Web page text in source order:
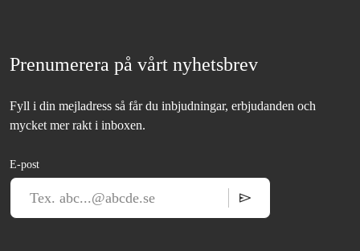
Prenumerera på vårt nyhetsbrev
Fyll i din mejladress så får du inbjudningar, erbjudanden och
mycket mer rakt i inboxen.
E-post